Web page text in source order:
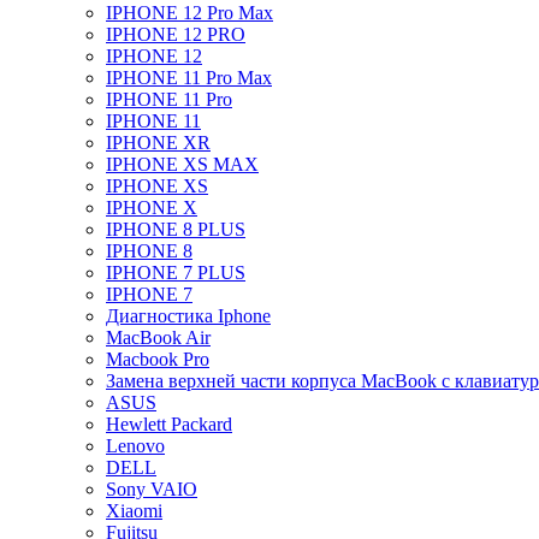
IPHONE 12 Pro Max
IPHONE 12 PRO
IPHONE 12
IPHONE 11 Pro Max
IPHONE 11 Pro
IPHONE 11
IPHONE XR
IPHONE XS MAX
IPHONE XS
IPHONE X
IPHONE 8 PLUS
IPHONE 8
IPHONE 7 PLUS
IPHONE 7
Диагностика Iphone
MacBook Air
Macbook Pro
Замена верхней части корпуса MacBook с
ASUS
Hewlett Packard
Lenovo
DELL
Sony VAIO
Xiaomi
Fujitsu